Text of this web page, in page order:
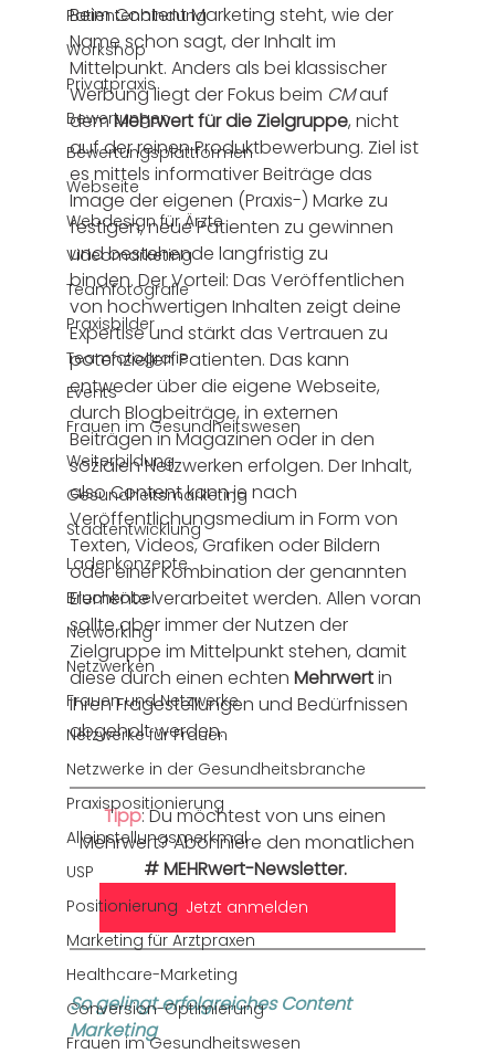
Patientenbindung
Workshop
Privatpraxis
Bewertungen
Bewertungsplattformen
Webseite
Webdesign für Ärzte
Videomarketing
Teamfotografie
Praxisbilder
Teamfotografie
Events
Frauen im Gesundheitswesen
Weiterbildung
Gesundheitsmarketing
Stadtentwicklung
Ladenkonzepte
Bruchköbel
Networking
Netzwerken
Frauen und Netzwerke
Netzwerke für Frauen
Netzwerke in der Gesundheitsbranche
Praxispositionierung
Alleinstellungsmerkmal
USP
Positionierung
Marketing für Arztpraxen
Healthcare-Marketing
Conversion-Optimierung
Frauen im Gesundheitswesen
Beim Content Marketing steht, wie der
Name schon sagt, der Inhalt im
Mittelpunkt. Anders als bei klassischer
Werbung liegt der Fokus beim CM auf
dem Mehrwert für die Zielgruppe, nicht
auf der reinen Produktbewerbung. Ziel ist
es mittels informativer Beiträge das
Image der eigenen (Praxis-) Marke zu
festigen, neue Patienten zu gewinnen
und bestehende langfristig zu
binden. Der Vorteil: Das Veröffentlichen
von hochwertigen Inhalten zeigt deine
Expertise und stärkt das Vertrauen zu
potenziellen Patienten. Das kann
entweder über die eigene Webseite,
durch Blogbeiträge, in externen
Beiträgen in Magazinen oder in den
sozialen Netzwerken erfolgen. Der Inhalt,
also Content kann je nach
Veröffentlichungsmedium in Form von
Texten, Videos, Grafiken oder Bildern
oder einer Kombination der genannten
Elemente verarbeitet werden. Allen voran
sollte aber immer der Nutzen der
Zielgruppe im Mittelpunkt stehen, damit
diese durch einen echten Mehrwert in
ihren Fragestellungen und Bedürfnissen
abgeholt werden.
Tipp: Du möchtest von uns einen
Mehrwert? Abonniere den monatlichen
# MEHRwert-Newsletter.
Jetzt anmelden
So gelingt erfolgreiches Content
Marketing